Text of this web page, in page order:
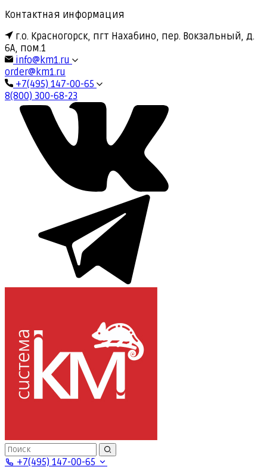
Контактная информация
г.о. Красногорск, пгт Нахабино, пер. Вокзальный, д.
6А, пом.1
info@km1.ru
order@km1.ru
+7(495) 147-00-65
8(800) 300-68-23
+7(495) 147-00-65